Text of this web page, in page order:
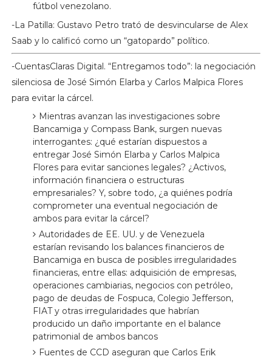
fútbol venezolano.
-La Patilla: Gustavo Petro trató de desvincularse de Alex
Saab y lo calificó como un “gatopardo” político.
-CuentasClaras Digital. “Entregamos todo”: la negociación
silenciosa de José Simón Elarba y Carlos Malpica Flores
para evitar la cárcel.
Mientras avanzan las investigaciones sobre
Bancamiga y Compass Bank, surgen nuevas
interrogantes: ¿qué estarían dispuestos a
entregar José Simón Elarba y Carlos Malpica
Flores para evitar sanciones legales? ¿Activos,
información financiera o estructuras
empresariales? Y, sobre todo, ¿a quiénes podría
comprometer una eventual negociación de
ambos para evitar la cárcel?
Autoridades de EE. UU. y de Venezuela
estarían revisando los balances financieros de
Bancamiga en busca de posibles irregularidades
financieras, entre ellas: adquisición de empresas,
operaciones cambiarias, negocios con petróleo,
pago de deudas de Fospuca, Colegio Jefferson,
FIAT y otras irregularidades que habrían
producido un daño importante en el balance
patrimonial de ambos bancos
Fuentes de CCD aseguran que Carlos Erik